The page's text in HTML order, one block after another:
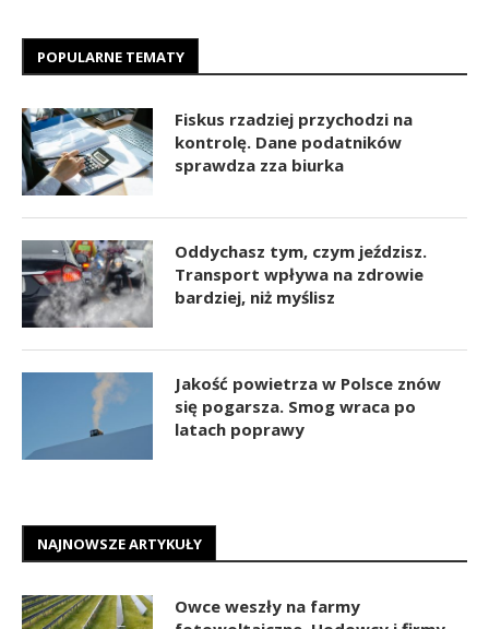
POPULARNE TEMATY
Fiskus rzadziej przychodzi na
kontrolę. Dane podatników
sprawdza zza biurka
Oddychasz tym, czym jeździsz.
Transport wpływa na zdrowie
bardziej, niż myślisz
Jakość powietrza w Polsce znów
się pogarsza. Smog wraca po
latach poprawy
NAJNOWSZE ARTYKUŁY
Owce weszły na farmy